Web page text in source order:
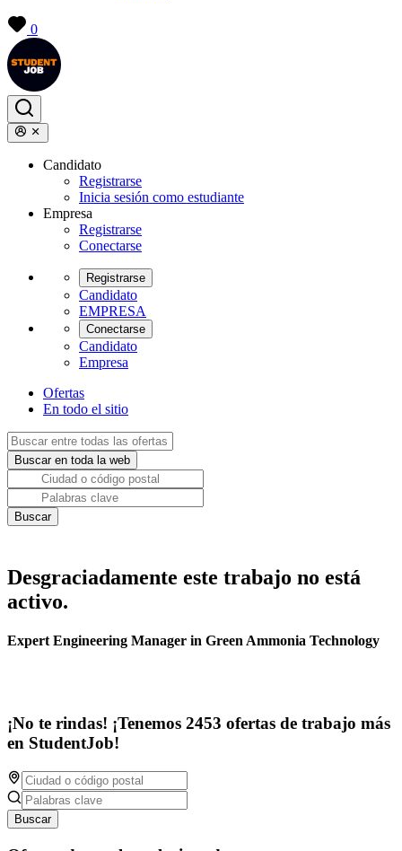
0
Candidato
Registrarse
Inicia sesión como estudiante
Empresa
Registrarse
Conectarse
Registrarse
Candidato
EMPRESA
Conectarse
Candidato
Empresa
Ofertas
En todo el sitio
Desgraciadamente este trabajo no está
activo.
Expert Engineering Manager in Green Ammonia Technology
¡No te rindas! ¡Tenemos 2453 ofertas de trabajo más
en StudentJob!
Buscar